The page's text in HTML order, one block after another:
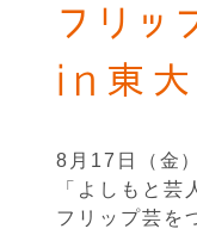
フリ
in東
8月17日（金
「よしもと
フリップ芸を